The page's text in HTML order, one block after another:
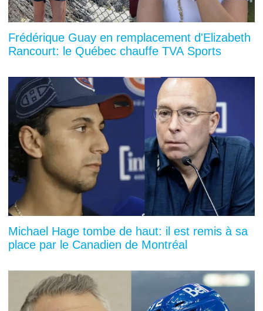
Frédérique Guay en remplacement d'Elizabeth
Rancourt: le Québec chauffe TVA Sports
Michael Hage tombe de haut: il est remis à sa
place par le Canadien de Montréal